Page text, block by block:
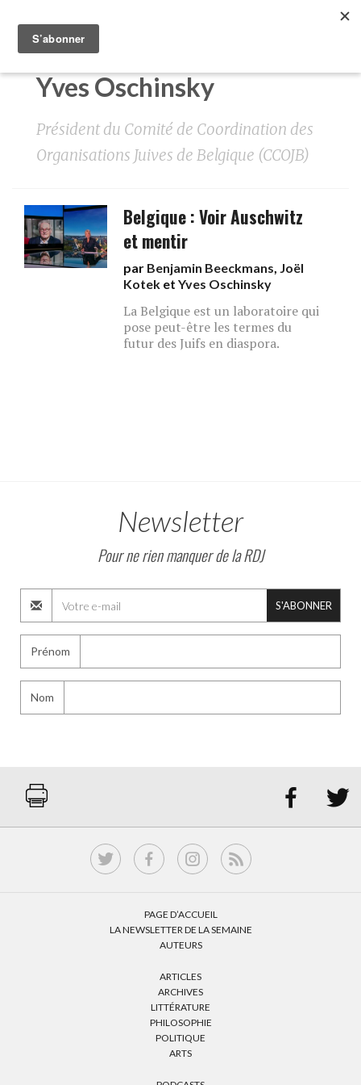
Yves Oschinsky
Président du Comité de Coordination des
Organisations Juives de Belgique (CCOJB)
Belgique : Voir Auschwitz
et mentir
par Benjamin Beeckmans, Joël
Kotek etYves Oschinsky
La Belgique est un laboratoire qui
pose peut-être les termes du
futur des Juifs en diaspora.
Newsletter
Pour ne rien manquer de la RDJ
S'ABONNER
Prénom
Nom
 
PAGE D’ACCUEIL
LA NEWSLETTER DE LA SEMAINE
AUTEURS
ARTICLES
ARCHIVES
LITTÉRATURE
PHILOSOPHIE
POLITIQUE
ARTS